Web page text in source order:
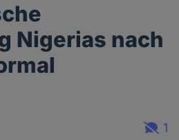
Nigerias nach
1